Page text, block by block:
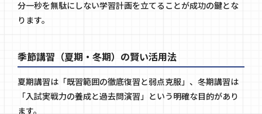
分一秒を無駄にしない学習計画を立てることが成功の鍵とな
ります。
季節講習（夏期・冬期）の賢い活用法
夏期講習は「既習範囲の徹底復習と弱点克服」、冬期講習は
「入試実戦力の養成と過去問演習」という明確な目的があり
ます。